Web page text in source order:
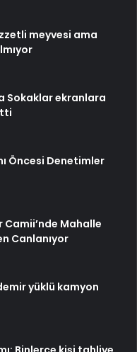
meyvesi ama
Sokaklar ekranlara
Öncesi Denetimler
Camii’nde Mahalle
Canlanıyor
yüklü kamyon